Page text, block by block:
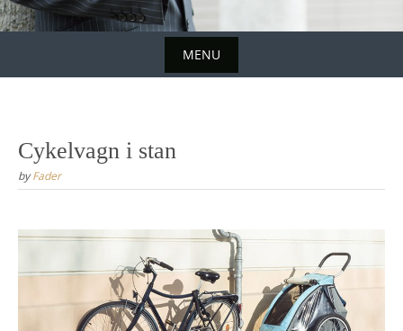
MENU
content
Cykelvagn i stan
byFader